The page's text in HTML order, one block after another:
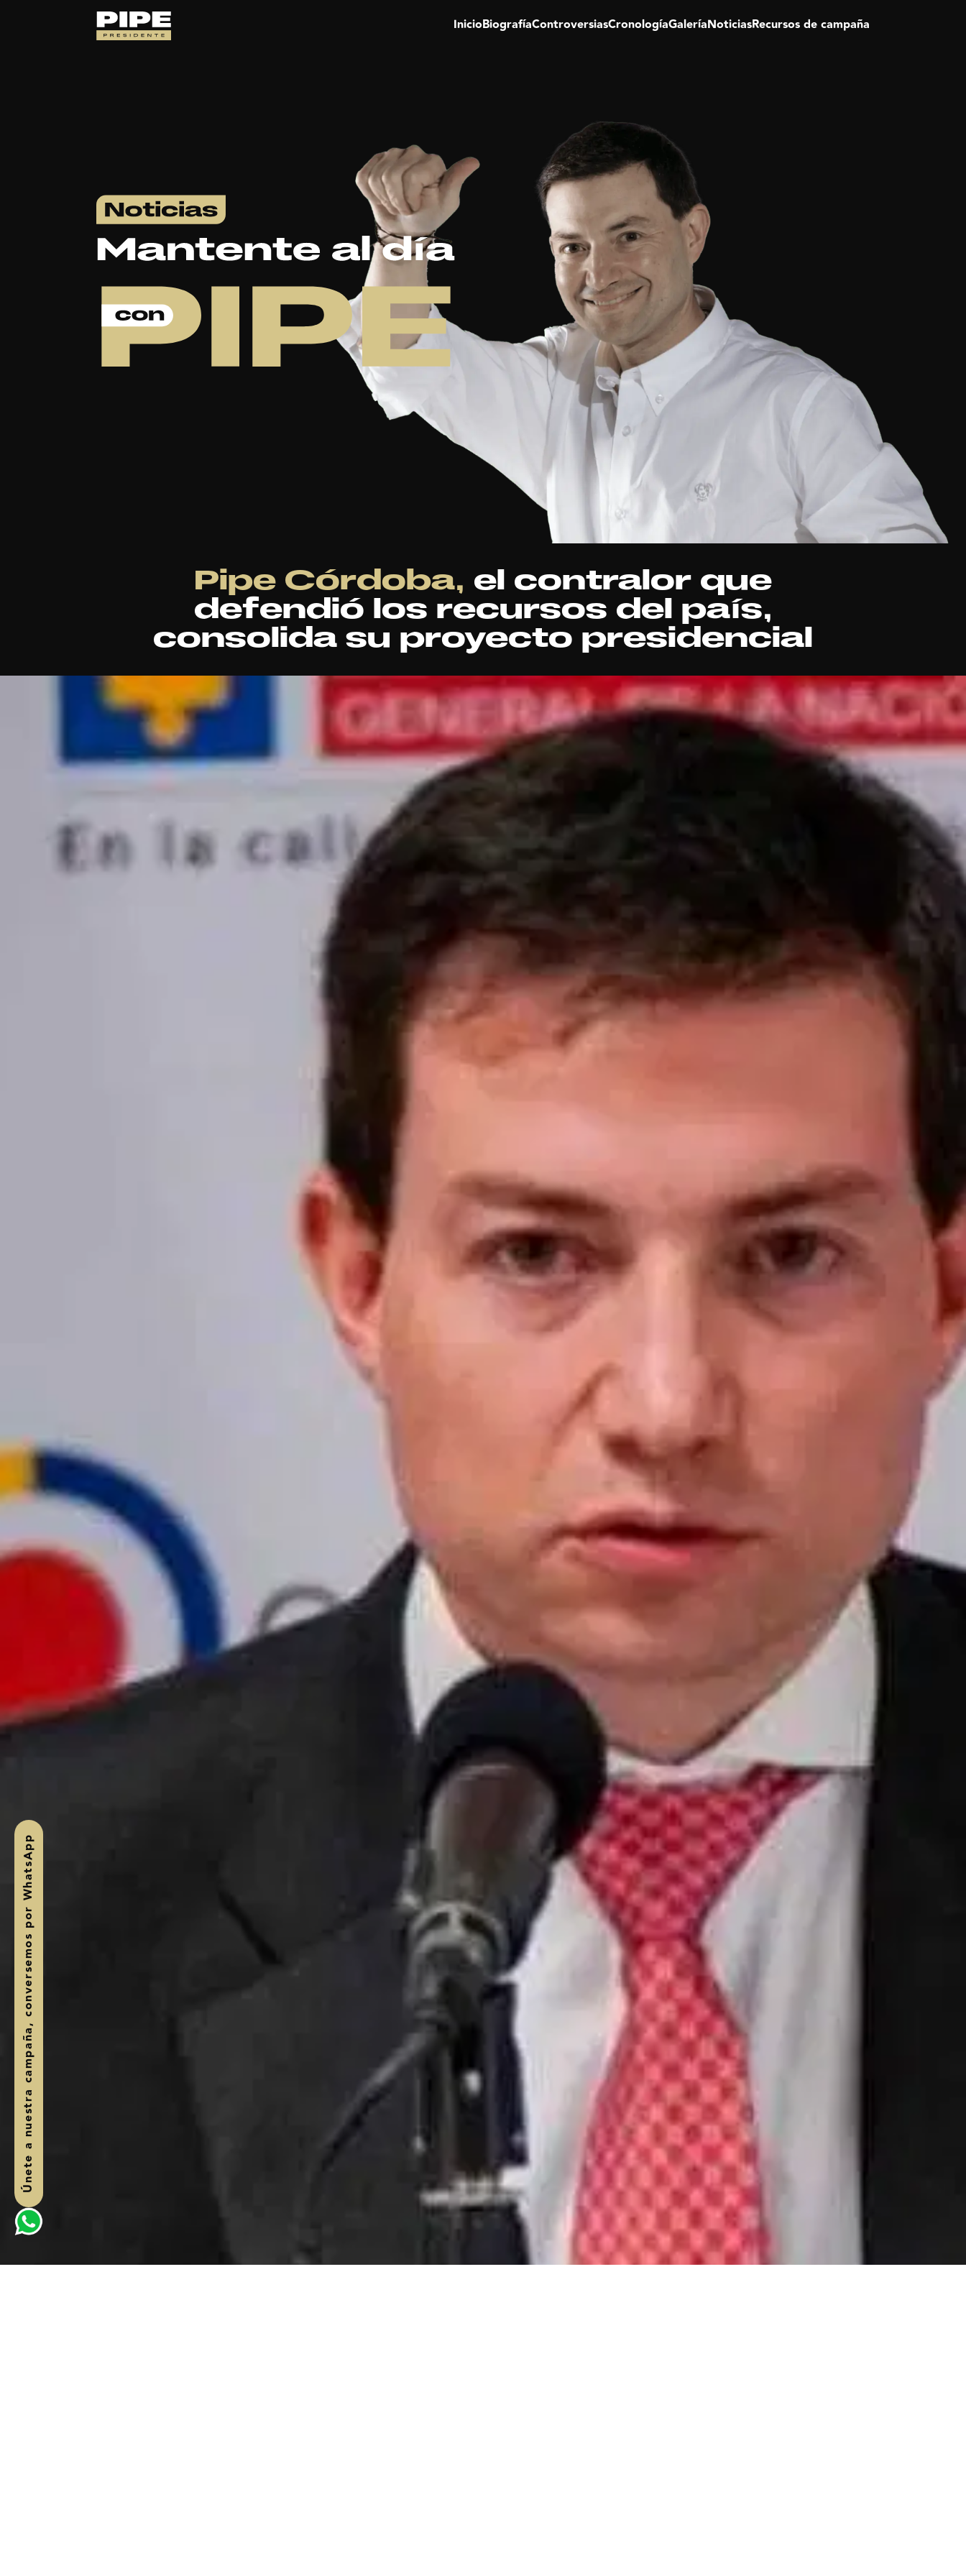
Únete a nuestra campaña
, conversemos por WhatsApp
InicioBiografíaControversiasCronologíaGaleríaNoticiasRecursos de campaña
Pipe Córdoba, el contralor que
defendió los recursos del país,
consolida su proyecto presidencial